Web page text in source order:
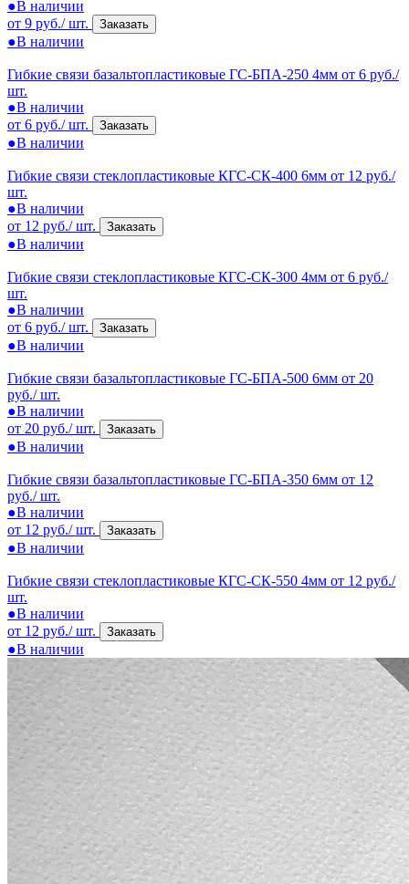
●В наличии
от 9 руб./ шт.
Заказать
●В наличии
Гибкие связи базальтопластиковые ГС-БПА-250 4мм от 6 руб./
шт.
●В наличии
от 6 руб./ шт.
Заказать
●В наличии
Гибкие связи стеклопластиковые КГС-СК-400 6мм от 12 руб./
шт.
●В наличии
от 12 руб./ шт.
Заказать
●В наличии
Гибкие связи стеклопластиковые КГС-СК-300 4мм от 6 руб./
шт.
●В наличии
от 6 руб./ шт.
Заказать
●В наличии
Гибкие связи базальтопластиковые ГС-БПА-500 6мм от 20
руб./ шт.
●В наличии
от 20 руб./ шт.
Заказать
●В наличии
Гибкие связи базальтопластиковые ГС-БПА-350 6мм от 12
руб./ шт.
●В наличии
от 12 руб./ шт.
Заказать
●В наличии
Гибкие связи стеклопластиковые КГС-СК-550 4мм от 12 руб./
шт.
●В наличии
от 12 руб./ шт.
Заказать
●В наличии